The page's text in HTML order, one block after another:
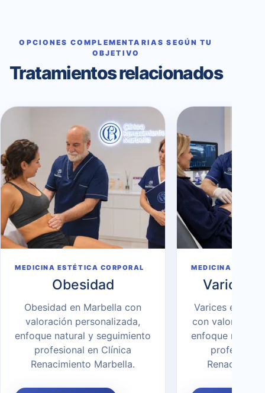
OPCIONES COMPLEMENTARIAS SEGÚN TU
OBJETIVO
Tratamientos relacionados
MEDICINA ESTÉTICA CORPORAL
Obesidad
Obesidad en Marbella con
valoración personalizada,
enfoque natural y seguimiento
profesional en Clínica
Renacimiento Marbella.
MEDICINA
Varices
Varices
con valoración
enfoque
profesional